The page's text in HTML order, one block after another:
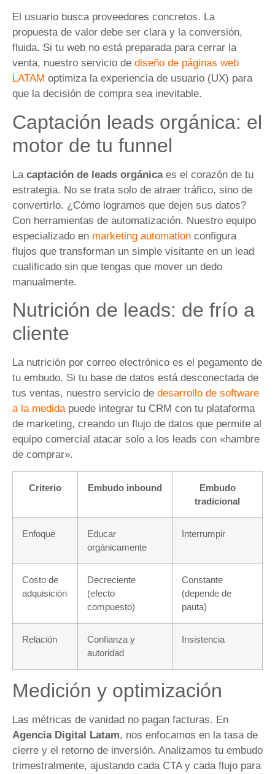
El usuario busca proveedores concretos. La
propuesta de valor debe ser clara y la conversión,
fluida. Si tu web no está preparada para cerrar la
venta, nuestro servicio de diseño de páginas web
LATAM optimiza la experiencia de usuario (UX) para
que la decisión de compra sea inevitable.
Captación leads orgánica: el
motor de tu funnel
La captación de leads orgánicaes el corazón de tu
estrategia. No se trata solo de atraer tráfico, sino de
convertirlo. ¿Cómo logramos que dejen sus datos?
Con herramientas de automatización. Nuestro equipo
especializado en marketing automation configura
flujos que transforman un simple visitante en un lead
cualificado sin que tengas que mover un dedo
manualmente.
Nutrición de leads: de frío a
cliente
La nutrición por correo electrónico es el pegamento de
tu embudo. Si tu base de datos está desconectada de
tus ventas, nuestro servicio de desarrollo de software
a la medidapuede integrar tu CRM con tu plataforma
de marketing, creando un flujo de datos que permite al
equipo comercial atacar solo a los leads con «hambre
de comprar».
Criterio Embudo inbound
Embudo
tradicional
Enfoque
Educar
orgánicamente
Interrumpir
Costo de
adquisición
Decreciente
(efecto
compuesto)
Constante
(depende de
pauta)
Relación
Confianza y
autoridad
Insistencia
Medición y optimización
Las métricas de vanidad no pagan facturas. En
Agencia Digital Latam, nos enfocamos en la tasa de
cierre y el retorno de inversión. Analizamos tu embudo
trimestralmente, ajustando cada CTA y cada flujo para